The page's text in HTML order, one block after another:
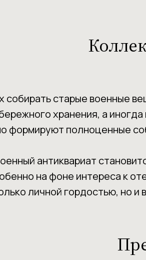
собирать старые военные
хранения, а
формируют полноценные
антиквариат
на фоне интереса к
личной гордостью, но и